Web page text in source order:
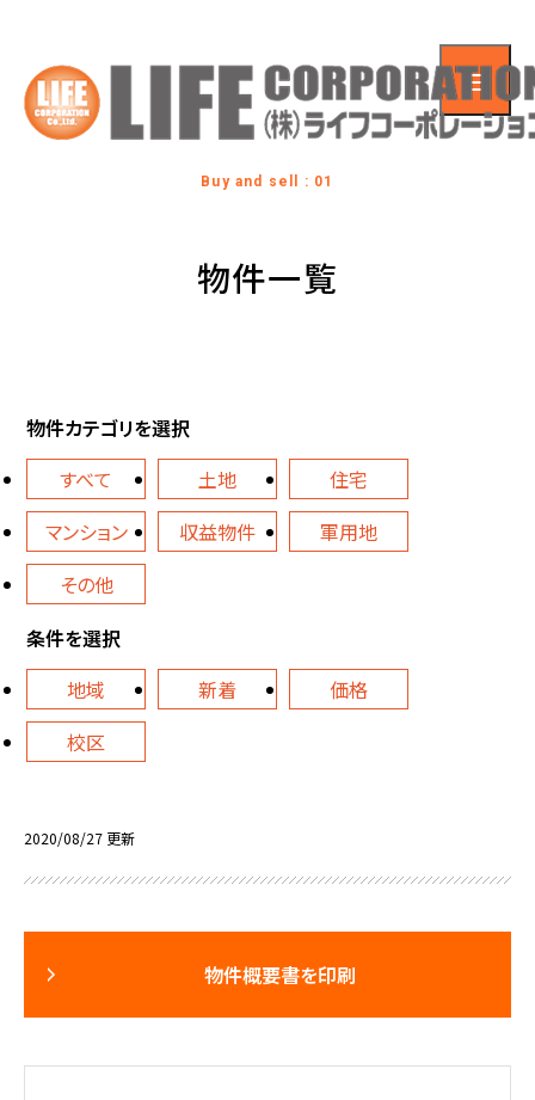
Buy and sell : 01
物件一覧
物件カテゴリを選択
すべて
土地
住宅
マンション
収益物件
軍用地
その他
条件を選択
地域
新着
価格
校区
2020/08/27 更新
物件概要書を印刷